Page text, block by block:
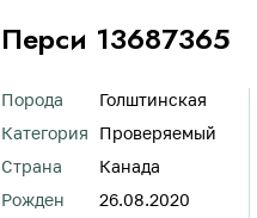
Перси 13687365
Порода
Голштинская
Категория
Проверяемый
Страна
Канада
Рожден
26.08.2020